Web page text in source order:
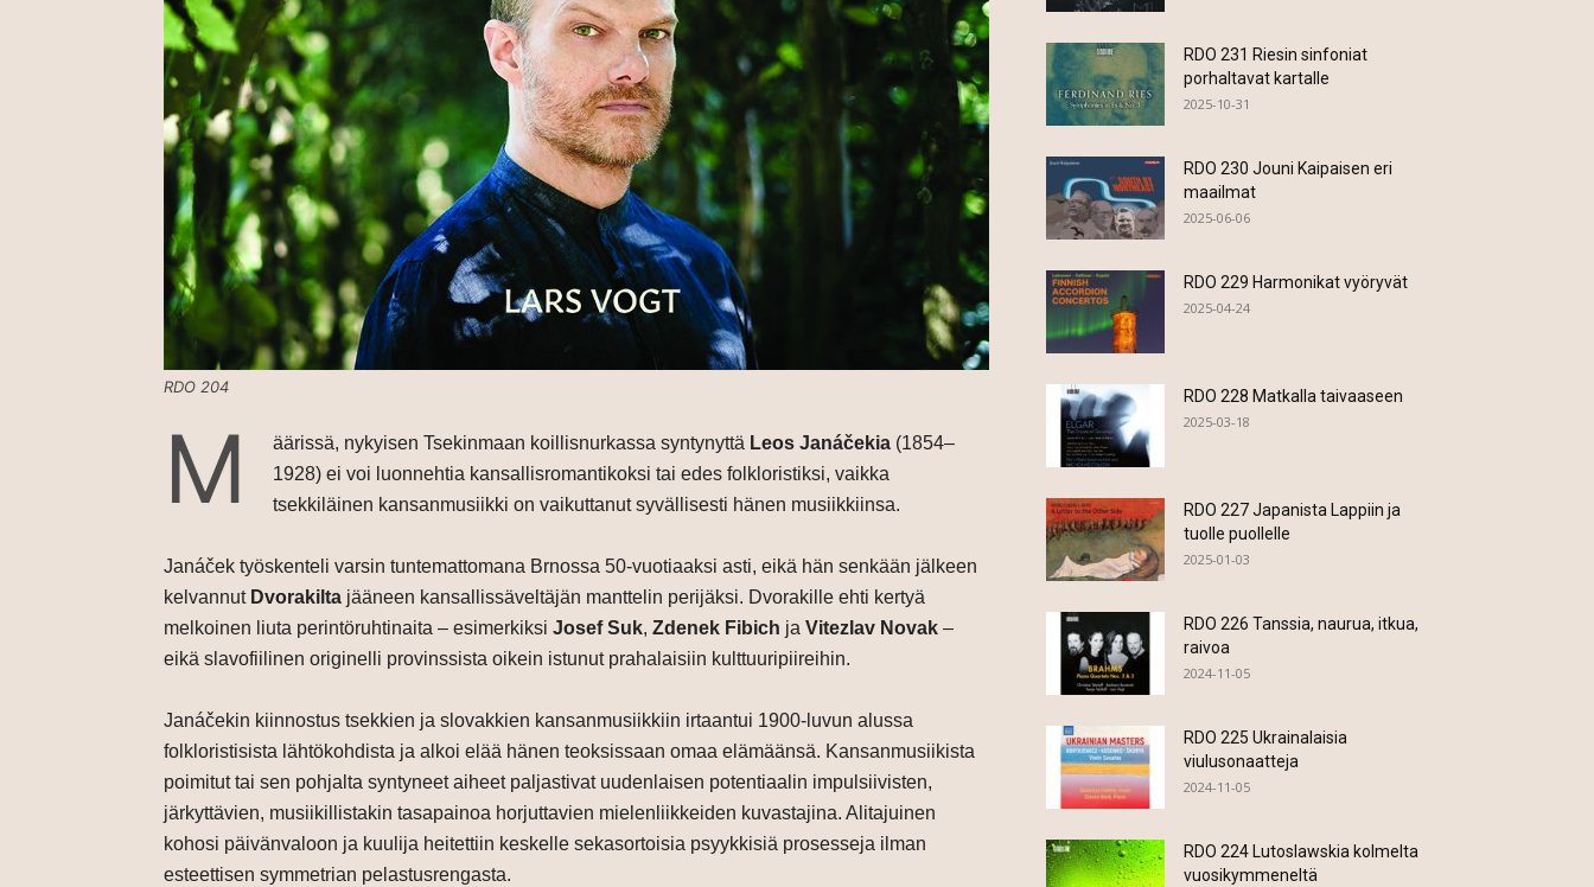
RDO 204
M äärissä, nykyisen Tsekinmaan koillisnurkassa syntynyttä Leos Janáčekia (1854–
1928) ei voi luonnehtia kansallisromantikoksi tai edes folkloristiksi, vaikka
tsekkiläinen kansanmusiikki on vaikuttanut syvällisesti hänen musiikkiinsa.
Janáček työskenteli varsin tuntemattomana Brnossa 50-vuotiaaksi asti, eikä hän senkään jälkeen
kelvannut Dvorakilta jääneen kansallissäveltäjän manttelin perijäksi. Dvorakille ehti kertyä
melkoinen liuta perintöruhtinaita – esimerkiksi Josef Suk, Zdenek Fibich ja Vitezlav Novak –
eikä slavofiilinen originelli provinssista oikein istunut prahalaisiin kulttuuripiireihin.
Janáčekin kiinnostus tsekkien ja slovakkien kansanmusiikkiin irtaantui 1900-luvun alussa
folkloristisista lähtökohdista ja alkoi elää hänen teoksissaan omaa elämäänsä. Kansanmusiikista
poimitut tai sen pohjalta syntyneet aiheet paljastivat uudenlaisen potentiaalin impulsiivisten,
järkyttävien, musiikillistakin tasapainoa horjuttavien mielenliikkeiden kuvastajina. Alitajuinen
kohosi päivänvaloon ja kuulija heitettiin keskelle sekasortoisia psyykkisiä prosesseja ilman
esteettisen symmetrian pelastusrengasta.
RDO 231 Riesin sinfoniat
porhaltavat kartalle
2025-10-31
RDO 230 Jouni Kaipaisen eri
maailmat
2025-06-06
RDO 229 Harmonikat vyöryvät
2025-04-24
RDO 228 Matkalla taivaaseen
2025-03-18
RDO 227 Japanista Lappiin ja
tuolle puollelle
2025-01-03
RDO 226 Tanssia, naurua, itkua,
raivoa
2024-11-05
RDO 225 Ukrainalaisia
viulusonaatteja
2024-11-05
RDO 224 Lutoslawskia kolmelta
vuosikymmeneltä